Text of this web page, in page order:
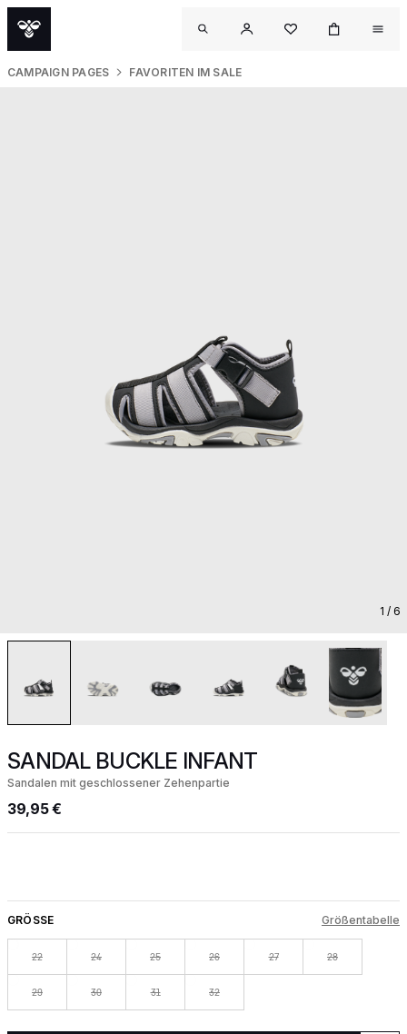
CAMPAIGN PAGES FAVORITEN IM SALE
1 / 6
SANDAL BUCKLE INFANT
Sandalen mit geschlossener Zehenpartie
39,95 €
GRÖSSE Größentabelle
22 24 25 26 27 28
29 30 31 32